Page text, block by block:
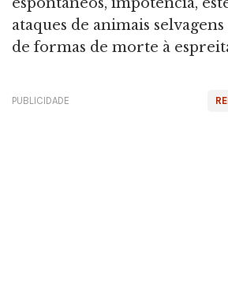
ataques de animais
de formas de morte à
PUBLICIDADE